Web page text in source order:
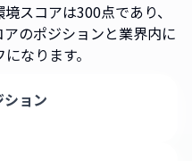
スコアは300点であり、
のポジションと業界内に
なります。
ョン